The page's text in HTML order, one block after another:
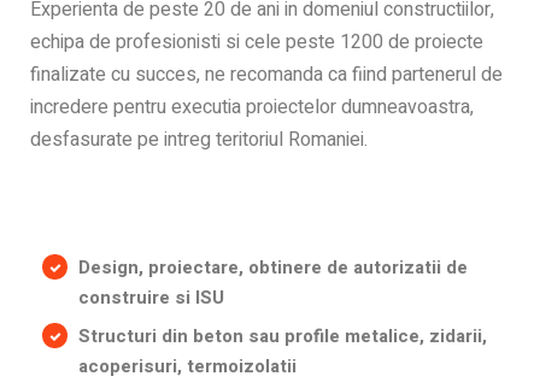
Experienta de peste 20 de ani in domeniul constructiilor,
echipa de profesionisti si cele peste 1200 de proiecte
finalizate cu succes, ne recomanda ca fiind partenerul de
incredere pentru executia proiectelor dumneavoastra,
desfasurate pe intreg teritoriul Romaniei.
Design, proiectare, obtinere de autorizatii de
construire si ISU
Structuri din beton sau profile metalice, zidarii,
acoperisuri, termoizolatii